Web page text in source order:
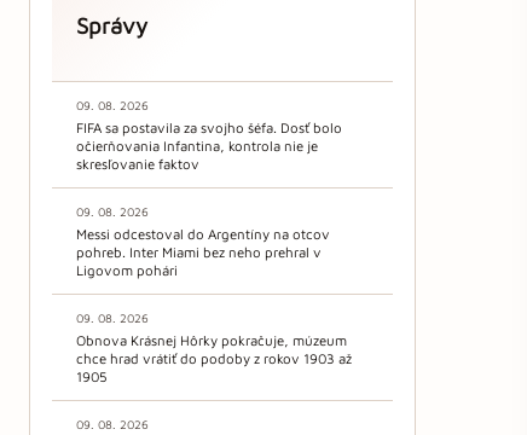
Správy
09. 08. 2026
FIFA sa postavila za svojho šéfa. Dosť bolo
očierňovania Infantina, kontrola nie je
skresľovanie faktov
09. 08. 2026
Messi odcestoval do Argentíny na otcov
pohreb. Inter Miami bez neho prehral v
Ligovom pohári
09. 08. 2026
Obnova Krásnej Hôrky pokračuje, múzeum
chce hrad vrátiť do podoby z rokov 1903 až
1905
09. 08. 2026